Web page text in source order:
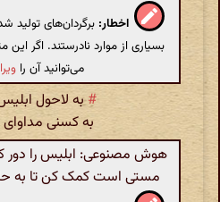
اخطار: برگردان‌های
بسیاری از موارد نادرستند. اگر
می‌توانید آن را
#به لاحول
به کسنی
هوش مصنوعی: ابلیس را دور
مستی است کمک کن تا به